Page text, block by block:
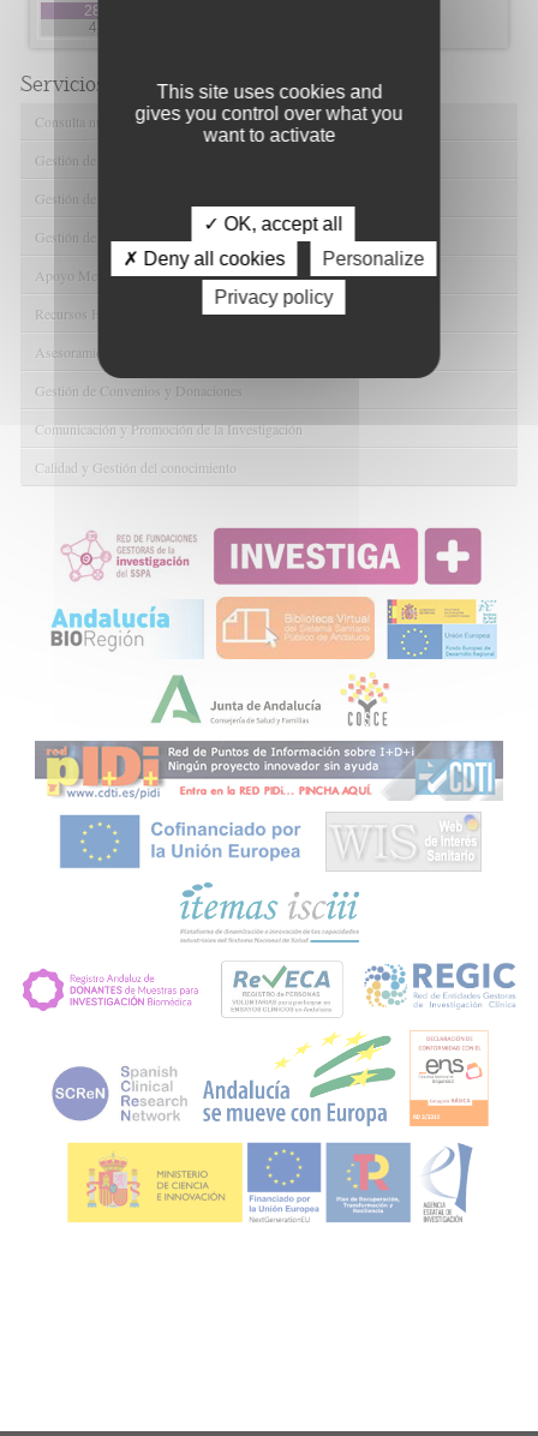
28
4
Servicios de FIBAO
Consulta nuestras Ofertas Tecnológicas
Gestión de Ensayos Clínicos y Estudios Observacionales
Gestión de la Innovación y la Transferencia Tecnológica
Gestión de Ayudas y Oportunidad de Financiación
Apoyo Metodológico y/o Estadístico
Recursos Humanos
Asesoramiento y Gestión Económica-Administrativa
Gestión de Convenios y Donaciones
Comunicación y Promoción de la Investigación
Calidad y Gestión del conocimiento
This site uses cookies and
gives you control over what you
want to activate
✓ OK, accept all
✗ Deny all cookies
Personalize
Privacy policy